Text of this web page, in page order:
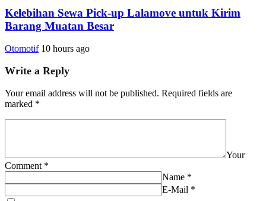
Kelebihan Sewa Pick-up Lalamove untuk Kirim
Barang Muatan Besar
Otomotif 10 hours ago
Write a Reply
Your email address will not be published. Required fields are
marked *
Your
Comment*
Name *
E-Mail *